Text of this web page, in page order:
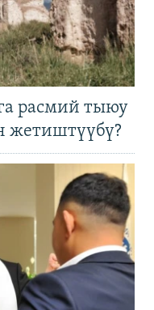
расмий тыюу
жетиштүүбү?